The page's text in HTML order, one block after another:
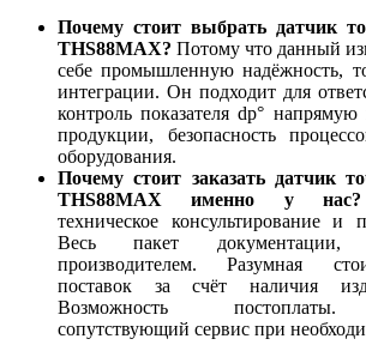
Почему стоит выбрать датчик
THS88MAX? Потому что данный
себе промышленную надёжность,
интеграции. Он подходит для
контроль показателя dp° напрямую
продукции, безопасность
оборудования.
Почему стоит заказать датчик
THS88MAX именно у нас?
техническое консультирование
Весь пакет документации,
производителем. Разумная
поставок за счёт наличия
Возможность постоплаты.
сопутствующий сервис при